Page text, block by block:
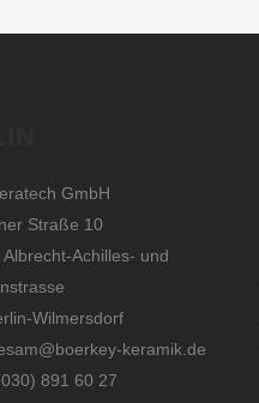
GmbH
Straße 10
Albrecht-Achilles- und
Wilmersdorf
keramik.de
891 60 27